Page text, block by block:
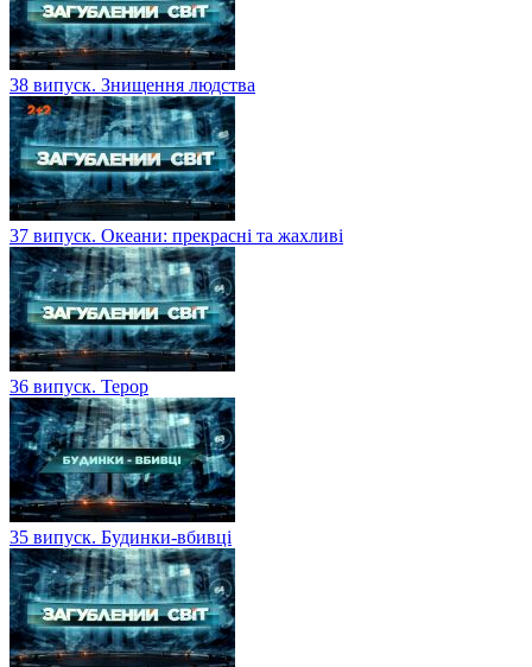
38 випуск. Знищення людства
37 випуск. Океани: прекрасні та жахливі
36 випуск. Терор
35 випуск. Будинки-вбивці